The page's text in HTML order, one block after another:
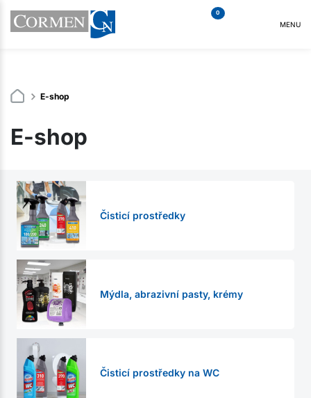
0
MENU
E-shop
E-shop
Čisticí prostředky
Mýdla, abrazivní pasty, krémy
Čisticí prostředky na WC